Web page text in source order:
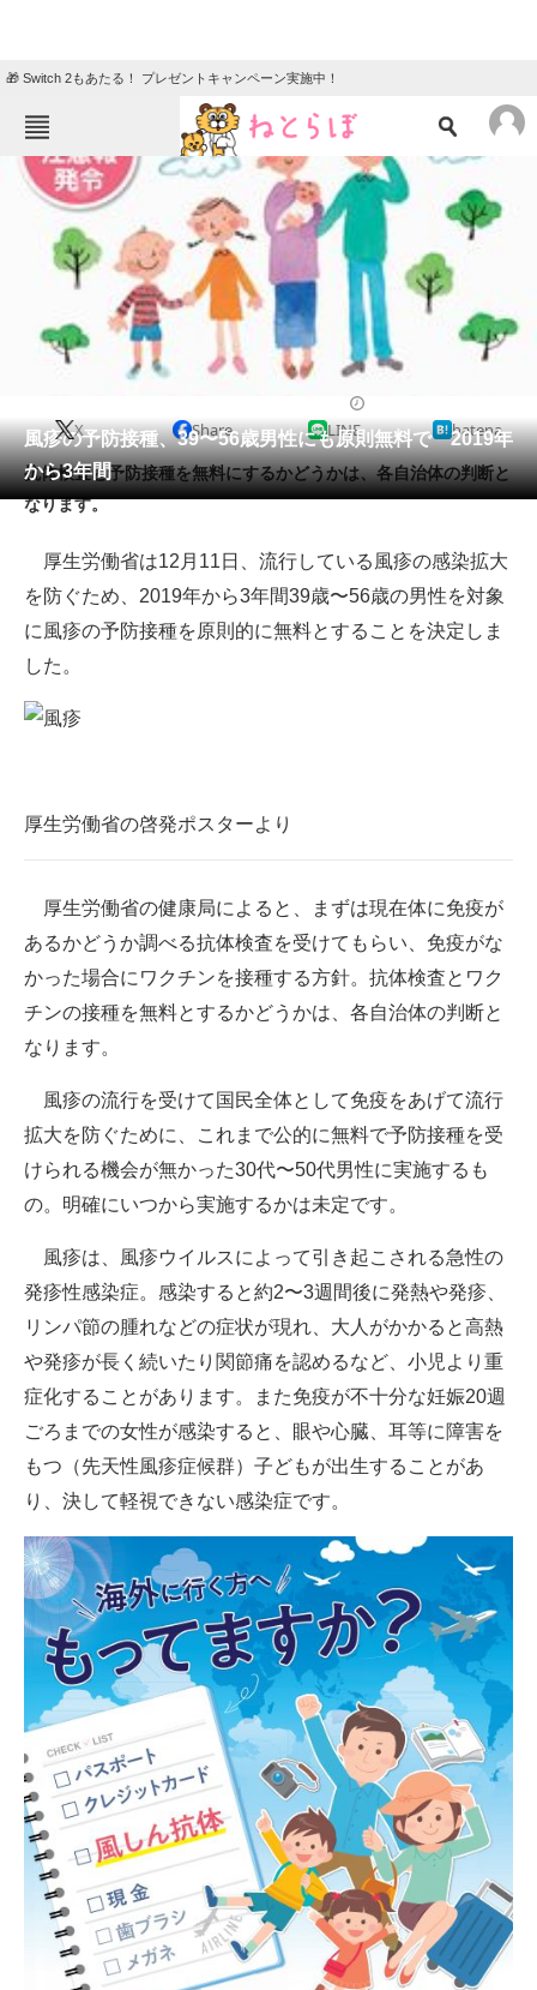
🎁 Switch 2もあたる！ プレゼントキャンペーン実施中！
ねとらぼメニュー
TOP ニュース
エンタメ
地域
住まい 教育・育児
リサーチ
会員記事
メディア
ITの今と未来を見通す
スマホと通信の最新トレンド
企業ITのトレンドを詳説
経営リーダーのコミュニティ
マーケ×ITの今がよく分かる
ITエンジニア向け専門サイト
企業向けIT製品の総合サイト
製造業のIT導入・活用を支援
モノづくり技術者専門サイト
電子設計の基本と応用
建設×テクノロジーの最前線
風疹の予防接種、39〜56歳男性にも原則無料で 2019年
から3年間
X Share LINE hatena
抗体検査と予防接種を無料にするかどうかは、各自治体の判断と
なります。
厚生労働省は12月11日、流行している風疹の感染拡大
を防ぐため、2019年から3年間39歳〜56歳の男性を対象
に風疹の予防接種を原則的に無料とすることを決定しま
した。
厚生労働省の啓発ポスターより
厚生労働省の健康局によると、まずは現在体に免疫が
あるかどうか調べる抗体検査を受けてもらい、免疫がな
かった場合にワクチンを接種する方針。抗体検査とワク
チンの接種を無料とするかどうかは、各自治体の判断と
なります。
風疹の流行を受けて国民全体として免疫をあげて流行
拡大を防ぐために、これまで公的に無料で予防接種を受
けられる機会が無かった30代〜50代男性に実施するも
の。明確にいつから実施するかは未定です。
風疹は、風疹ウイルスによって引き起こされる急性の
発疹性感染症。感染すると約2〜3週間後に発熱や発疹、
リンパ節の腫れなどの症状が現れ、大人がかかると高熱
や発疹が長く続いたり関節痛を認めるなど、小児より重
症化することがあります。また免疫が不十分な妊娠20週
ごろまでの女性が感染すると、眼や心臓、耳等に障害を
もつ（先天性風疹症候群）子どもが出生することがあ
り、決して軽視できない感染症です。